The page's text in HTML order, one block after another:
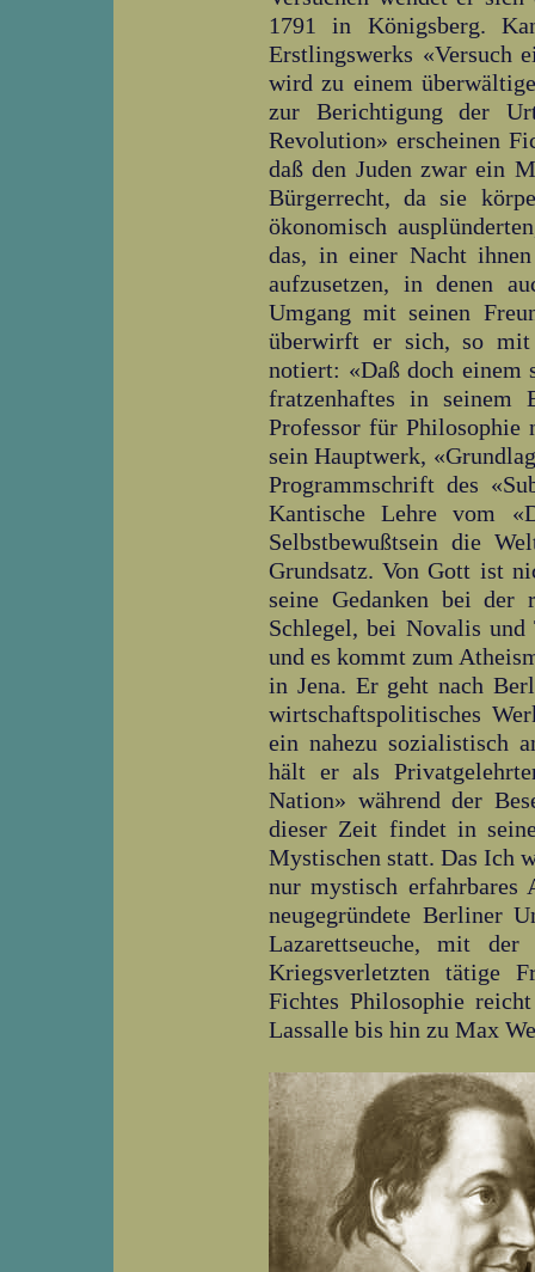
1791 in Königsberg.
Erstlingswerks «Versuch
wird zu einem
zur Berichtigung der
Revolution» erscheinen
daß den Juden zwar ein
Bürgerrecht, da sie
ökonomisch
das, in einer Nacht
aufzusetzen, in denen
Umgang mit seinen
überwirft er sich, so mit
notiert: «Daß doch einem
fratzenhaftes in seinem
Professor für Philosophie
sein Hauptwerk,
Programmschrift des
Kantische Lehre vom
Selbstbewußtsein die
Grundsatz. Von Gott ist
seine Gedanken bei der
Schlegel, bei Novalis
und es kommt zum
in Jena. Er geht nach
wirtschaftspolitisches
ein nahezu sozialistisch
hält er als
Nation» während der
dieser Zeit findet in
Mystischen statt. Das Ich
nur mystisch
neugegründete Berliner
Lazarettseuche, mit
Kriegsverletzten tätige
Fichtes Philosophie
Lassalle bis hin zu Max